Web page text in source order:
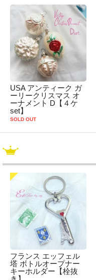
USA アンティーク ガ
ーリークリスマス オ
ーナメント D【４ケ
set】
SOLD OUT
フランス エッフェル
塔 ボトルオープナー
キーホルダー【栓抜